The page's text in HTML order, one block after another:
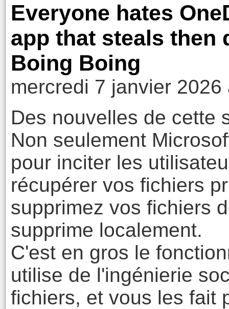
Everyone hates
app that steals then
Boing Boing
mercredi 7 janvier 2026
Des nouvelles de cette
Non seulement
pour inciter les
récupérer vos fichiers
supprimez vos fichiers
supprime localement.
C'est en gros le
utilise de l'ingénierie
fichiers, et vous les fait